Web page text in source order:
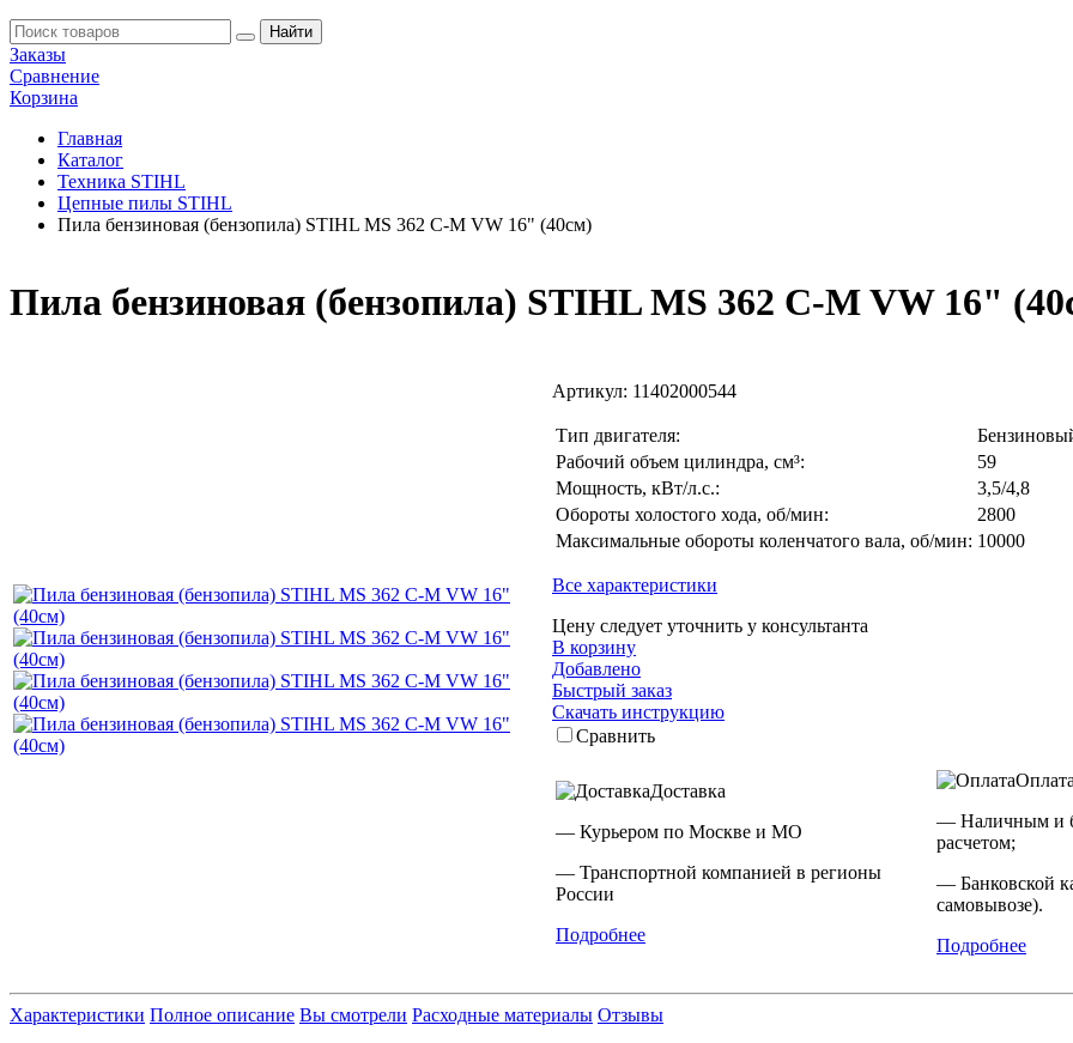
Заказы
Сравнение
Корзина
Главная
Каталог
Техника STIHL
Цепные пилы STIHL
Пила бензиновая (бензопила) STIHL MS 362 C-M VW 16" (40см)
Пила бензиновая (бензопила) STIHL MS 362 C-M VW 16"
Артикул: 11402000544
Тип двигателя:
Рабочий объем цилиндра, см³:
59
Мощность, кВт/л.с.:
3,5/4,8
Обороты холостого хода, об/мин:
2800
Максимальные обороты коленчатого вала, об/мин: 10000
Все характеристики
Цену следует уточнить у консультанта
В корзину
Добавлено
Быстрый заказ
Скачать инструкцию
Сравнить
Доставка
— Курьером по Москве и МО
— Транспортной компанией в регионы
России
Подробнее
— Наличным и
расчетом;
— Банковской
самовывозе).
Подробнее
Характеристики Полное описание Вы смотрели Расходные материалы Отзывы